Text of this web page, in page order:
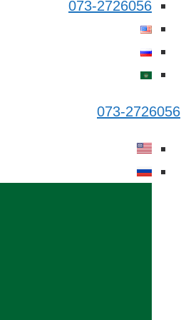
073-2726056
073-2726056